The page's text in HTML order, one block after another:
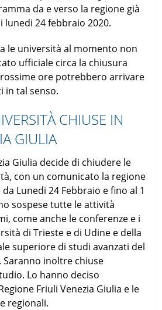
da e verso la regione già
24 febbraio 2020.
le università al momento non
ufficiale circa la chiusura
ore potrebbero arrivare
in tal senso.
CHIUSE IN
GIULIA
Giulia decide di chiudere le
con un comunicato la regione
Lunedi 24 Febbraio e fino al 1
sospese tutte le attività
come anche le conferenze e i
di Trieste e di Udine e della
superiore di studi avanzati del
Saranno inoltre chiuse
Lo hanno deciso
Friuli Venezia Giulia e le
regionali.